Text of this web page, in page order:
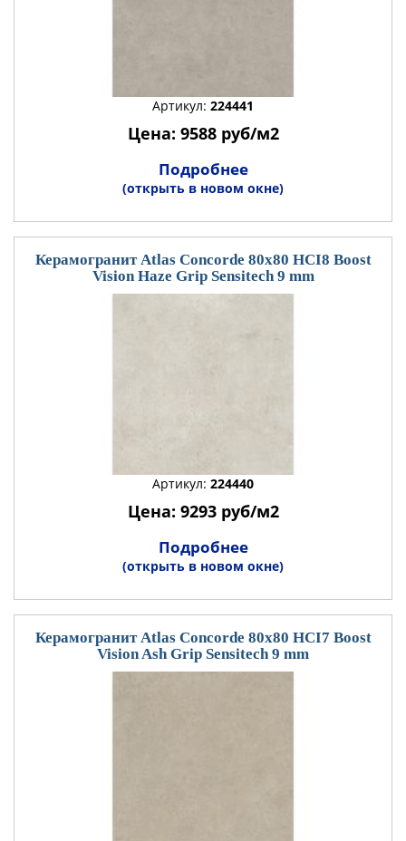
Артикул: 224441
Цена: 9588 руб/м2
Подробнее
(открыть в новом окне)
Керамогранит Atlas Concorde 80x80 HCI8 Boost
Vision Haze Grip Sensitech 9 mm
Артикул: 224440
Цена: 9293 руб/м2
Подробнее
(открыть в новом окне)
Керамогранит Atlas Concorde 80x80 HCI7 Boost
Vision Ash Grip Sensitech 9 mm